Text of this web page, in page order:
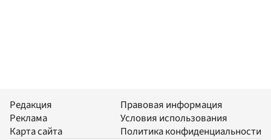
Редакция
Реклама
Карта сайта
Правовая информация
Условия использования
Политика конфиденциальности